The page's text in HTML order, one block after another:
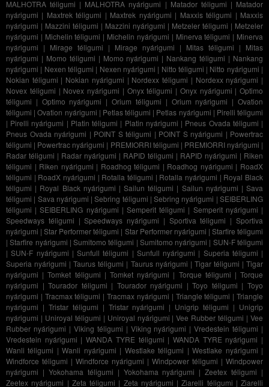
MALHOTRA téligumi | MALHOTRA nyárigumi | Matador téligumi | Matador
nyárigumi | Maxtrek téligumi | Maxtrek nyárigumi | Maxxis téligumi | Maxxis
nyárigumi | Mazzini téligumi | Mazzini nyárigumi | Metzeler téligumi | Metzeler
nyárigumi | Michelin téligumi | Michelin nyárigumi | Minerva téligumi | Minerva
nyárigumi | Mirage téligumi | Mirage nyárigumi | Mitas téligumi | Mitas
nyárigumi | Momo téligumi | Momo nyárigumi | Nankang téligumi | Nankang
nyárigumi | Nexen téligumi | Nexen nyárigumi | Nitto téligumi | Nitto nyárigumi |
Nokian téligumi | Nokian nyárigumi | Nordexx téligumi | Nordexx nyárigumi |
Novex téligumi | Novex nyárigumi | Onyx téligumi | Onyx nyárigumi | Optimo
téligumi | Optimo nyárigumi |Orium téligumi | Orium nyárigumi |Ovation
téligumi |Ovation nyárigumi | Petlas téligumi | Petlas nyárigumi | Pirelli téligumi
| Pirelli nyárigumi | Platin téligumi | Platin nyárigumi | Pneus Ovada téligumi |
Pneus Ovada nyárigumi | POINT S téligumi | POINT S nyárigumi | Powertrac
téligumi | Powertrac nyárigumi | PREMIORRI téligumi | PREMIORRI nyárigumi |
Radar téligumi | Radar nyárigumi | RAPID téligumi | RAPID nyárigumi | Riken
téligumi | Riken nyárigumi | Roadhog téligumi | Roadhog nyárigumi | RoadX
téligumi | RoadX nyárigumi | Rotalla téligumi | Rotalla nyárigumi | Royal Black
téligumi | Royal Black nyárigumi |Sailun téligumi | Sailun nyárigumi |Sava
téligumi | Sava nyárigumi |Sebring téligumi |Sebring nyárigumi |SEIBERLING
téligumi |SEIBERLING nyárigumi |Semperit téligumi | Semperit nyárigumi |
Speedways téligumi |Speedways nyárigumi | Sportiva téligumi |Sportiva
nyárigumi |Star Performer téligumi | Star Performer nyárigumi | Starfire téligumi
|Starfire nyárigumi |Sumitomo téligumi | Sumitomo nyárigumi | SUN-F téligumi
|SUN-F nyárigumi | Sunfull téligumi | Sunfull nyárigumi | Superia téligumi |
Superia nyárigumi |Taurus téligumi | Taurus nyárigumi | Tigar téligumi |Tigar
nyárigumi |Tomket téligumi | Tomket nyárigumi | Torque téligumi |Torque
nyárigumi |Tourador téligumi | Tourador nyárigumi |Toyo téligumi |Toyo
nyárigumi | Tracmax téligumi |Tracmax nyárigumi | Triangle téligumi |Triangle
nyárigumi | Tristar téligumi | Tristar nyárigumi | Unigrip téligumi | Unigrip
nyárigumi | Uniroyal téligumi | Uniroyal nyárigumi |Vee Rubber téligumi |Vee
Rubber nyárigumi | Viking téligumi | Viking nyárigumi |Vredestein téligumi |
Vredestein nyárigumi |WANDA TYRE téligumi | WANDA TYRE nyárigumi |
Wanli téligumi |Wanli nyárigumi | Westlake téligumi |Westlake nyárigumi |
Windforce téligumi | Windforce nyárigumi | Windpower téligumi | Windpower
nyárigumi | Yokohama téligumi | Yokohama nyárigumi |Zeetex téligumi |
Zeetex nyárigumi | Zeta téligumi | Zeta nyárigumi |Ziarelli téligumi | Ziarelli